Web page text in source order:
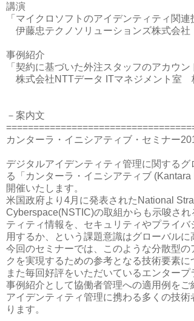
講演
「マイクロソフトのアイデンティティ関連
伊藤忠テクノソリューションズ株式会
事例紹介
「契約に基づいた外注スタッフのアカウ
株式会社NTTデータ ITマネジメント
－案内文
カンターラ・イニシアティブ・セミナー
デジタルアイデンティティ管理に関する
る「カンターラ・イニシアティブ
開催いたします。
米国政府より4月に発表されたNational
Cyberspace(NSTIC)の取組からも示唆さ
ティティ情報を、セキュリティやプライ
用するか、という課題意識はグローバルに
今回のセミナーでは、このような分散型
クを実現するための参考となる技術要素に
また毎回好評をいただいているエンター
事例紹介として協働者管理への適用例をご
アイデンティティ管理に携わる多くの技
ります。